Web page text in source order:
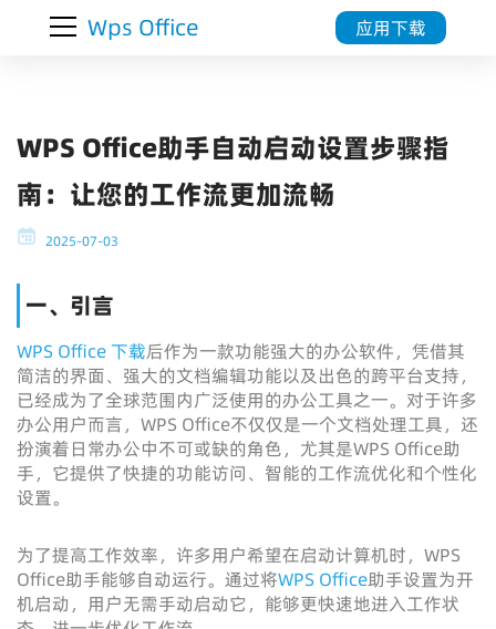
Wps Office 应用下载
WPS Office助手自动启动设置步骤指
南：让您的工作流更加流畅
2025-07-03
一、引言
WPS Office 下载后作为一款功能强大的办公软件，凭借其
简洁的界面、强大的文档编辑功能以及出色的跨平台支持，
已经成为了全球范围内广泛使用的办公工具之一。对于许多
办公用户而言，WPS Office不仅仅是一个文档处理工具，还
扮演着日常办公中不可或缺的角色，尤其是WPS Office助
手，它提供了快捷的功能访问、智能的工作流优化和个性化
设置。
为了提高工作效率，许多用户希望在启动计算机时，WPS
Office助手能够自动运行。通过将WPS Office助手设置为开
机启动，用户无需手动启动它，能够更快速地进入工作状